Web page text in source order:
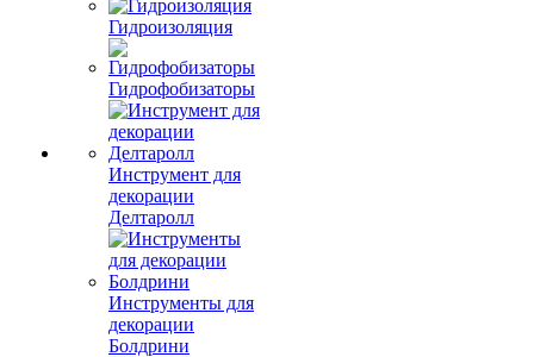
Гидроизоляция
Гидрофобизаторы
Инструмент для
декорации
Делтаролл
Инструменты для
декорации
Болдрини